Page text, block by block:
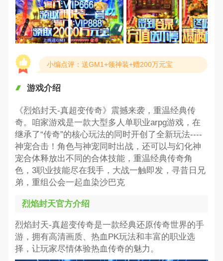
小编点评：送GM1+领神装+赠200万元宝
游戏介绍
《烈焰封天-真超变传奇》震撼来袭，重温经典传
奇。咱家游戏是一款大型多人单职业arpg游戏，在
继承了“传奇”的核心玩法的同时开创了全新玩法----
神宠合击！角色与神宠同时出战，还可以与幻化神
宠合体释放出不同的合体技能，重温经典传奇角
色，3职业技能尽在我手，大战一触即发，寻昔日兄
弟，重组公会一起血染沙巴克
烈焰封天官方介绍
烈焰封天-真超变传奇是一款经典还原传奇世界的手
游，拥有高清画质、热血PK玩法和丰富的职业选
择，让玩家尽情体验热血传奇的魅力。